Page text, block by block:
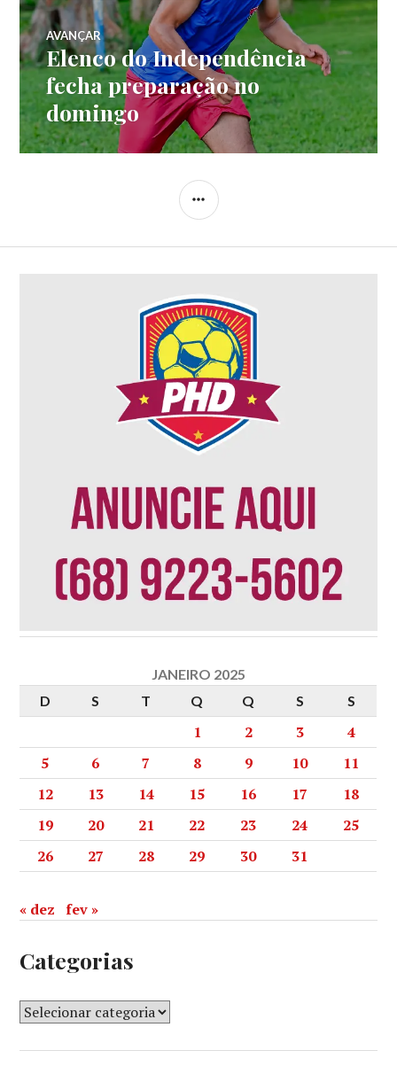
AVANÇAR
Elenco do Independência
fecha preparação no
domingo
JANEIRO 2025
D
S T Q Q S S
1 2 3
4
5
6 7 8 9 10
11
12
13 14 15 16 17
18
19
20 21 22 23 24
25
26
27 28 29 30 31
« dez fev »
Categorias